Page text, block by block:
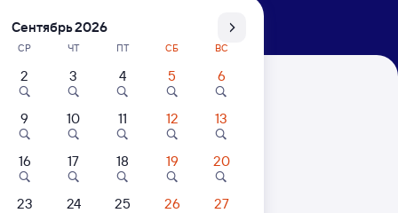
Сентябрь 2026
СР ЧТ ПТ СБ ВС
2 3 4 5 6
9 10 11 12 13
16 17 18 19 20
23 24 25 26 27